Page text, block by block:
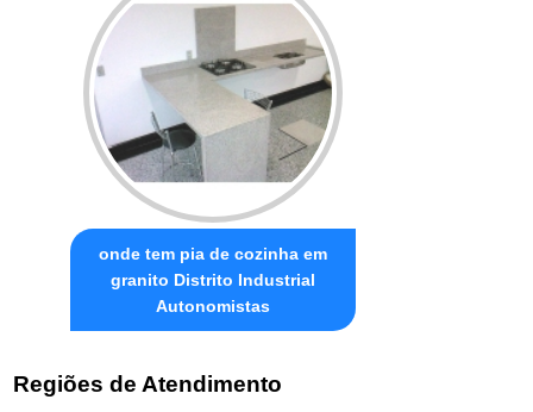
onde tem pia de cozinha em
granito Distrito Industrial
Autonomistas
Regiões de Atendimento